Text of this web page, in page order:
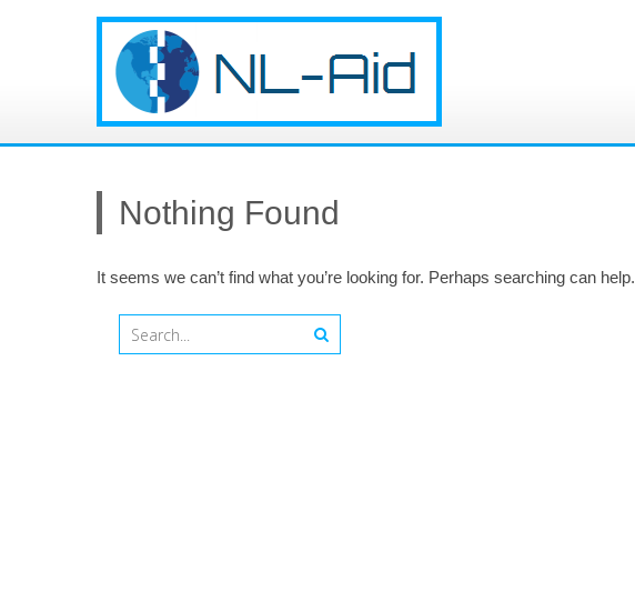
Nothing Found
It seems we can’t find what you’re looking for. Perhaps searching can help.